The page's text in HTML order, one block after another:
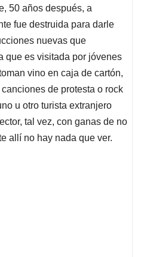
50 años después, a
fue destruida para darle
nuevas que
que es visitada por jóvenes
vino en caja de cartón,
de protesta o rock
u otro turista extranjero
tal vez, con ganas de no
allí no hay nada que ver.